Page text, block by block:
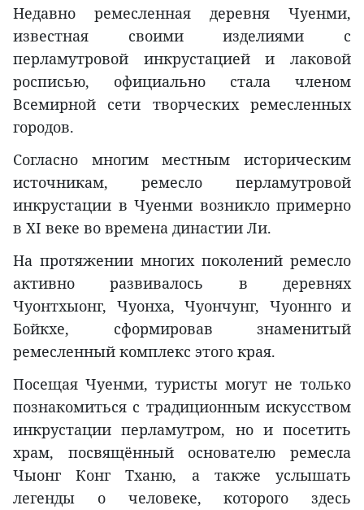
Недавно ремесленная деревня Чуенми,
известная своими изделиями с
перламутровой инкрустацией и лаковой
росписью, официально стала членом
Всемирной сети творческих ремесленных
городов.
Согласно многим местным историческим
источникам, ремесло перламутровой
инкрустации в Чуенми возникло примерно
в XI веке во времена династии Ли.
На протяжении многих поколений ремесло
активно развивалось в деревнях
Чуонтхыонг, Чуонха, Чуончунг, Чуоннго и
Бойкхе, сформировав знаменитый
ремесленный комплекс этого края.
Посещая Чуенми, туристы могут не только
познакомиться с традиционным искусством
инкрустации перламутром, но и посетить
храм, посвящённый основателю ремесла
Чыонг Конг Тханю, а также услышать
легенды о человеке, которого здесь